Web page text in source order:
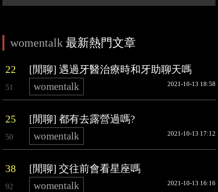
womentalk 最新熱門文章
22 [閒聊] 遇過牙醫治療時和牙助聊天嗎
51 womentalk 2021-10-13 18:58
25 [閒聊] 都有去露營過嗎?
50 womentalk 2021-10-13 17:12
38 [閒聊] 交往前會看星座嗎
92 womentalk 2021-10-13 16:16